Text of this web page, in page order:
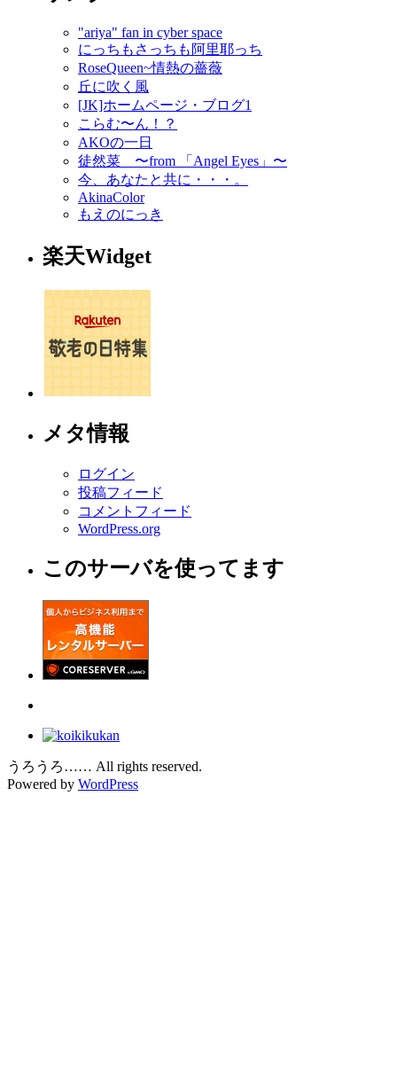
"ariya" fan in cyber space
にっちもさっちも阿里耶っち
RoseQueen~情熱の薔薇
丘に吹く風
[JK]ホームページ・ブログ1
こらむ〜ん！？
AKOの一日
徒然菜 〜from 「Angel Eyes」〜
今、あなたと共に・・・。
AkinaColor
もえのにっき
楽天Widget
メタ情報
ログイン
投稿フィード
コメントフィード
WordPress.org
このサーバを使ってます
うろうろ…… All rights reserved.
Powered by WordPress